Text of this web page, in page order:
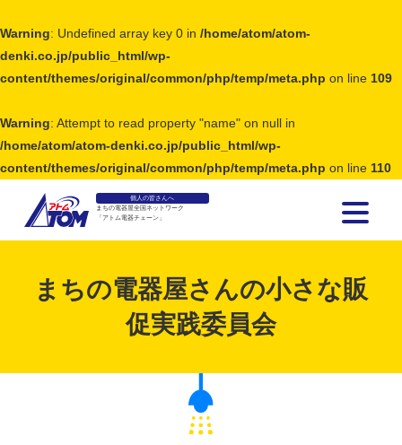
Warning: Undefined array key 0 in /home/atom/atom-
denki.co.jp/public_html/wp-
content/themes/original/common/php/temp/meta.php on line 109
Warning: Attempt to read property "name" on null in
/home/atom/atom-denki.co.jp/public_html/wp-
content/themes/original/common/php/temp/meta.php on line 110
アトム電器チェーン
個人の皆さんへ
まちの電器屋全国ネットワーク
「アトム電器チェーン」
まちの電器屋さんの小さな販
促実践委員会